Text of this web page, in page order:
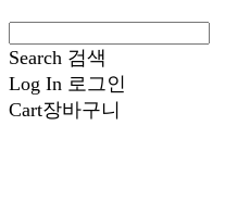
Search 검색
Log In 로그인
Cart장바구니